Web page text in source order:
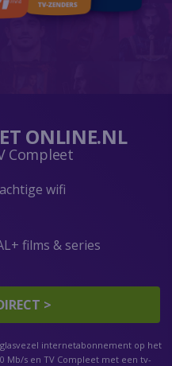
ONLINE.NL
Compleet
wifi
films & series
>
internetabonnement op het
Mb/s en TV Compleet met een tv-